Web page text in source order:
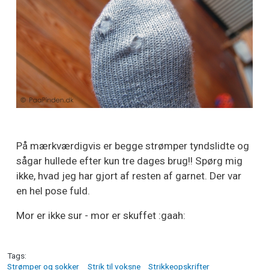
På mærkværdigvis er begge strømper tyndslidte og
sågar hullede efter kun tre dages brug!! Spørg mig
ikke, hvad jeg har gjort af resten af garnet. Der var
en hel pose fuld.
Mor er ikke sur - mor er skuffet :gaah:
Tags
Strømper og sokker
Strik til voksne Strikkeopskrifter